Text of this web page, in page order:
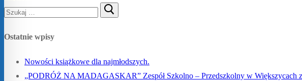
Szukaj:
Ostatnie wpisy
Nowości książkowe dla najmłodszych.
„PODRÓŻ NA MADAGASKAR” Zespół Szkolno – Przedszkolny w Większycach